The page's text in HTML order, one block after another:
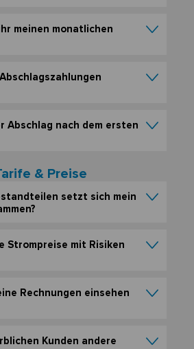
meinen monatlichen
Abschlag nach dem ersten
& Preise
setzt sich mein
Strompreise mit Risiken
Rechnungen einsehen
Kunden andere